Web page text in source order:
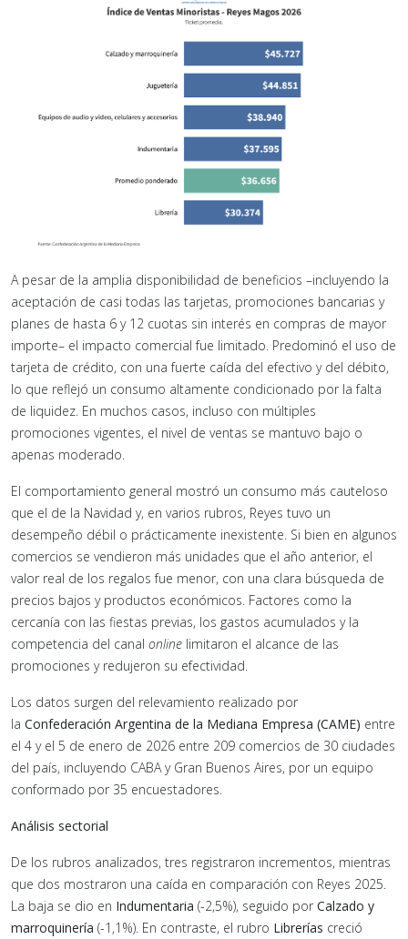
A pesar de la amplia disponibilidad de beneficios –incluyendo la
aceptación de casi todas las tarjetas, promociones bancarias y
planes de hasta 6 y 12 cuotas sin interés en compras de mayor
importe– el impacto comercial fue limitado. Predominó el uso de
tarjeta de crédito, con una fuerte caída del efectivo y del débito,
lo que reflejó un consumo altamente condicionado por la falta
de liquidez. En muchos casos, incluso con múltiples
promociones vigentes, el nivel de ventas se mantuvo bajo o
apenas moderado.
El comportamiento general mostró un consumo más cauteloso
que el de la Navidad y, en varios rubros, Reyes tuvo un
desempeño débil o prácticamente inexistente. Si bien en algunos
comercios se vendieron más unidades que el año anterior, el
valor real de los regalos fue menor, con una clara búsqueda de
precios bajos y productos económicos. Factores como la
cercanía con las fiestas previas, los gastos acumulados y la
competencia del canal online limitaron el alcance de las
promociones y redujeron su efectividad.
Los datos surgen del relevamiento realizado por
la Confederación Argentina de la Mediana Empresa (CAME) entre
el 4 y el 5 de enero de 2026 entre 209 comercios de 30 ciudades
del país, incluyendo CABA y Gran Buenos Aires, por un equipo
conformado por 35 encuestadores.
Análisis sectorial
De los rubros analizados, tres registraron incrementos, mientras
que dos mostraron una caída en comparación con Reyes 2025.
La baja se dio en Indumentaria (-2,5%), seguido por Calzado y
marroquinería (-1,1%). En contraste, el rubro Librerías creció